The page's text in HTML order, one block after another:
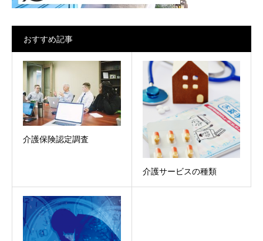
おすすめ記事
介護保険認定調査
介護サービスの種類